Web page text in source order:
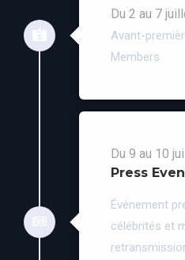
Du 2 au 7
Avant-
Members
Du 9 au 10
Press
Événement
célébrités et